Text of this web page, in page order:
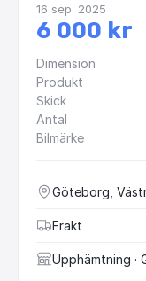
16 sep. 2025
6 000 kr
Dimension
Produkt
Skick
Antal
Bilmärke
Göteborg,
Frakt
Upphämtning ·